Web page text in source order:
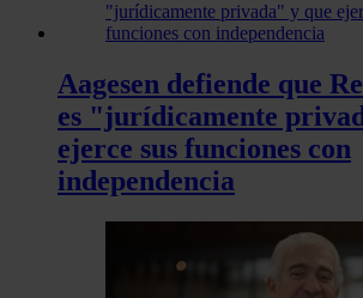
Aagesen defiende que
es "jurídicamente
ejerce sus funciones con
independencia